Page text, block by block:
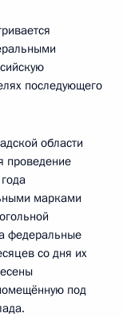
последующего
области
проведение
марками
федеральные
со дня их
под